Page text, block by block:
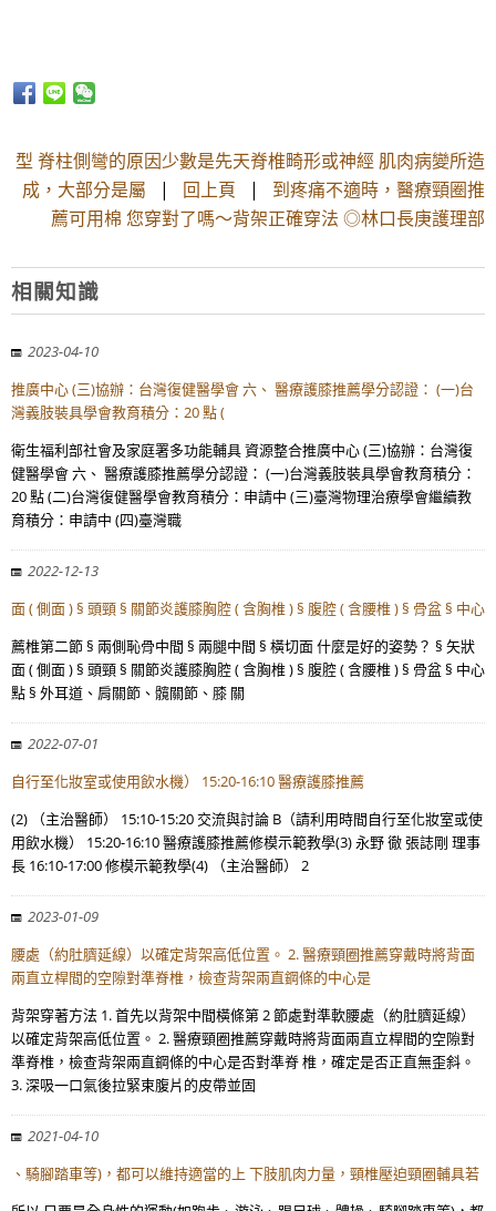
型 脊柱側彎的原因少數是先天脊椎畸形或神經 肌肉病變所造
成，大部分是屬 | 回上頁 | 到疼痛不適時，醫療頸圈推
薦可用棉 您穿對了嗎～背架正確穿法 ◎林口長庚護理部
相關知識
2023-04-10
推廣中心 (三)協辦：台灣復健醫學會 六、 醫療護膝推薦學分認證： (一)台
灣義肢裝具學會教育積分：20 點 (
衛生福利部社會及家庭署多功能輔具 資源整合推廣中心 (三)協辦：台灣復
健醫學會 六、 醫療護膝推薦學分認證： (一)台灣義肢裝具學會教育積分：
20 點 (二)台灣復健醫學會教育積分：申請中 (三)臺灣物理治療學會繼續教
育積分：申請中 (四)臺灣職
2022-12-13
面 ( 側面 ) § 頭頸 § 關節炎護膝胸腔 ( 含胸椎 ) § 腹腔 ( 含腰椎 ) § 骨盆 § 中心
薦椎第二節 § 兩側恥骨中間 § 兩腿中間 § 橫切面 什麼是好的姿勢？ § 矢狀
面 ( 側面 ) § 頭頸 § 關節炎護膝胸腔 ( 含胸椎 ) § 腹腔 ( 含腰椎 ) § 骨盆 § 中心
點 § 外耳道、肩關節、髖關節、膝 關
2022-07-01
自行至化妝室或使用飲水機） 15:20-16:10 醫療護膝推薦
(2) （主治醫師） 15:10-15:20 交流與討論 B（請利用時間自行至化妝室或使
用飲水機） 15:20-16:10 醫療護膝推薦修模示範教學(3) 永野 徹 張誌剛 理事
長 16:10-17:00 修模示範教學(4) （主治醫師） 2
2023-01-09
腰處（約肚臍延線）以確定背架高低位置。 2. 醫療頸圈推薦穿戴時將背面
兩直立桿間的空隙對準脊椎，檢查背架兩直鋼條的中心是
背架穿著方法 1. 首先以背架中間橫條第 2 節處對準軟腰處（約肚臍延線）
以確定背架高低位置。 2. 醫療頸圈推薦穿戴時將背面兩直立桿間的空隙對
準脊椎，檢查背架兩直鋼條的中心是否對準脊 椎，確定是否正直無歪斜。
3. 深吸一口氣後拉緊束腹片的皮帶並固
2021-04-10
、騎腳踏車等)，都可以維持適當的上 下肢肌肉力量，頸椎壓迫頸圈輔具若